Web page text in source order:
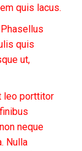
quis lacus.
quis
ut,
leo porttitor
neque
Nulla